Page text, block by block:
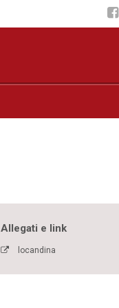
Allegati e link
locandina